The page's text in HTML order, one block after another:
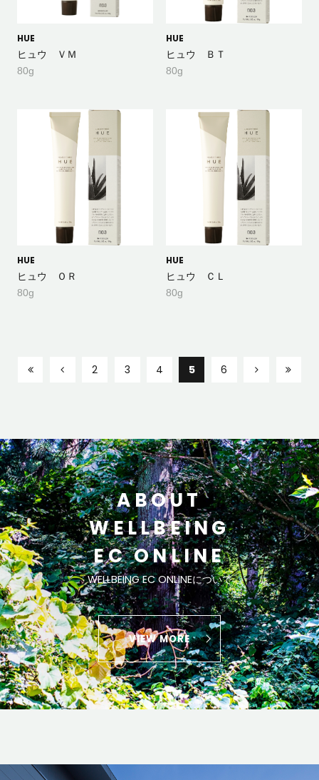
HUE
ヒュウ ＶＭ
80g
HUE
ヒュウ ＢＴ
80g
HUE
ヒュウ ＯＲ
80g
HUE
ヒュウ ＣＬ
80g
2 3 4 5 6
ABOUT
WELLBEING
EC ONLINE
WELLBEING EC ONLINEについて
VIEW MORE